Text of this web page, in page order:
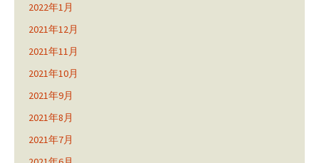
2022年1月
2021年12月
2021年11月
2021年10月
2021年9月
2021年8月
2021年7月